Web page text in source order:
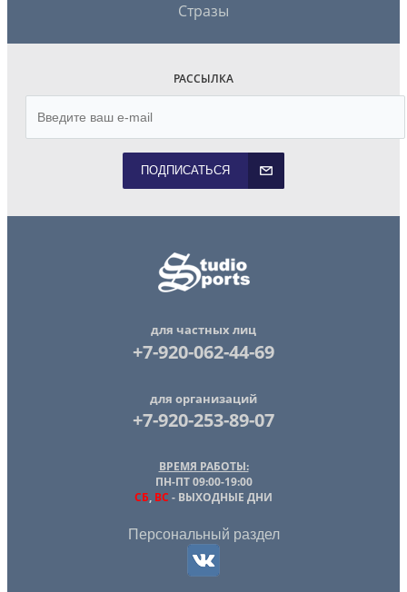
Стразы
РАССЫЛКА
ПОДПИСАТЬСЯ
для частных лиц
+7-920-062-44-69
для организаций
+7-920-253-89-07
ВРЕМЯ РАБОТЫ:
ПН-ПТ 09:00-19:00
СБ, ВС - ВЫХОДНЫЕ ДНИ
Персональный раздел